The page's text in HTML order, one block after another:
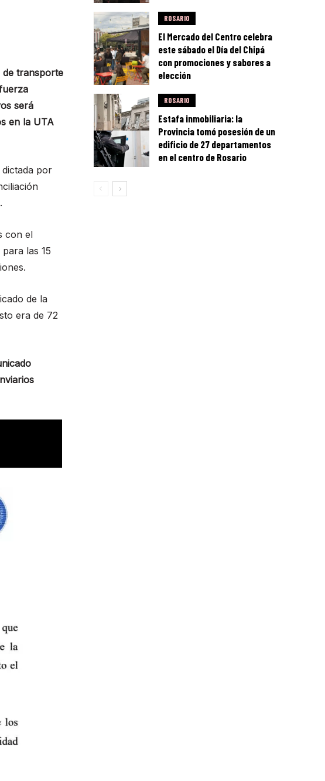
de transporte
será
en la UTA
por
con el
las 15
de la
era de 72
ROSARIO
El Mercado del Centro celebra
este sábado el Día del Chipá
con promociones y sabores a
elección
ROSARIO
Estafa inmobiliaria: la
Provincia tomó posesión de un
edificio de 27 departamentos
en el centro de Rosario